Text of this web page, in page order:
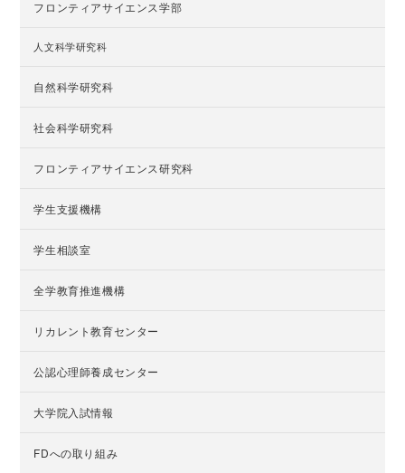
フロンティアサイエンス学部
人文科学研究科
自然科学研究科
社会科学研究科
フロンティアサイエンス研究科
学生支援機構
学生相談室
全学教育推進機構
リカレント教育センター
公認心理師養成センター
大学院入試情報
FDへの取り組み